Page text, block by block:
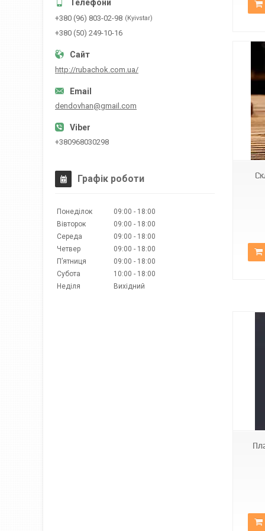
+380 (96) 803-02-98 Kyivstar
+380 (50) 249-10-16
http://rubachok.com.ua/
dendovhan@gmail.com
+380968030298
Графік роботи
Понеділок 09:00
18:00
Вівторок
09:00
18:00
Середа
09:00
18:00
Четвер
09:00
18:00
Пʼятниця
09:00
18:00
Субота
10:00
18:00
Неділя
Вихідний